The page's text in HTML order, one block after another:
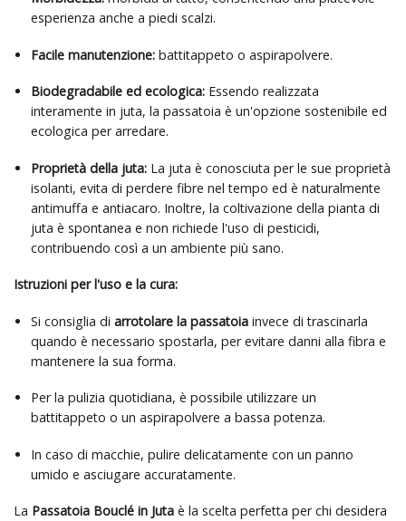
esperienza anche a piedi scalzi.
Facile manutenzione:battitappeto o aspirapolvere.
Biodegradabile ed ecologica:Essendo realizzata
interamente in juta, la passatoia è un'opzione sostenibile ed
ecologica per arredare.
Proprietà della juta:La juta è conosciuta per le sue proprietà
isolanti, evita di perdere fibre nel tempo ed è naturalmente
antimuffa e antiacaro. Inoltre, la coltivazione della pianta di
juta è spontanea e non richiede l'uso di pesticidi,
contribuendo così a un ambiente più sano.
Istruzioni per l'uso e la cura:
Si consiglia di arrotolare la passatoiainvece di trascinarla
quando è necessario spostarla, per evitare danni alla fibra e
mantenere la sua forma.
Per la pulizia quotidiana, è possibile utilizzare un
battitappeto o un aspirapolvere a bassa potenza.
In caso di macchie, pulire delicatamente con un panno
umido e asciugare accuratamente.
La Passatoia Bouclé in Juta è la scelta perfetta per chi desidera